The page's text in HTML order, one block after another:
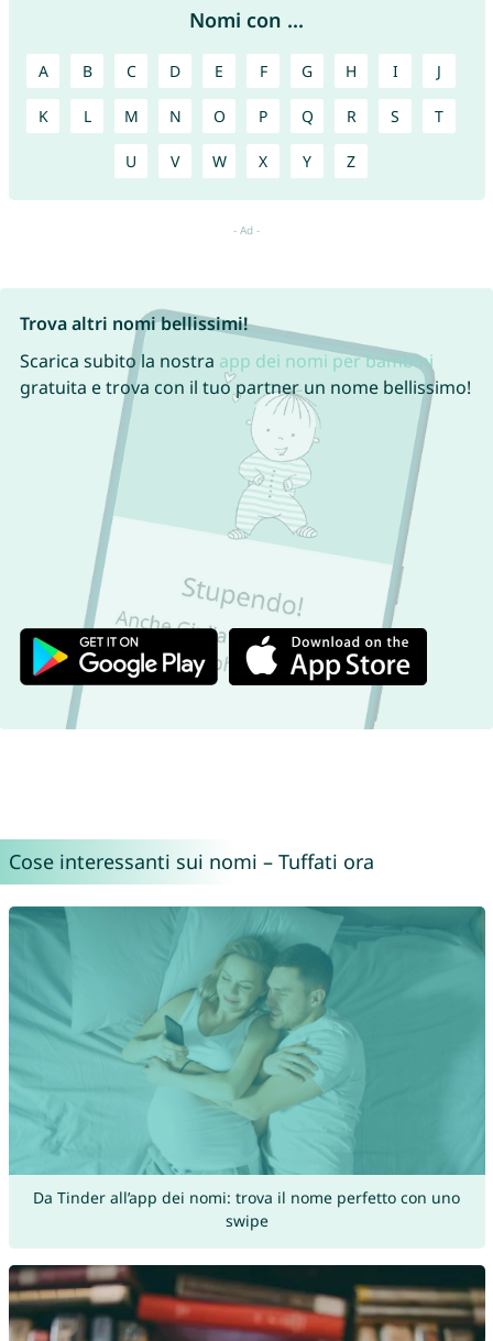
Nomi con ...
A B C D E F G H I J
K L M N O P Q R S T
U V W X Y Z
Trova altri nomi bellissimi!
Scarica subito la nostra app dei nomi per bambini
gratuita e trova con il tuo partner un nome bellissimo!
Cose interessanti sui nomi – Tuffati ora
Da Tinder all’app dei nomi: trova il nome perfetto con uno
swipe